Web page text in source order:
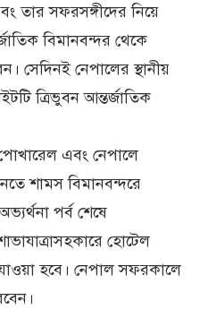
তার সফরসঙ্গীদের নিয়ে
বিমানবন্দর থেকে
সেদিনই নেপালের স্থানীয়
ত্রিভুবন আন্তর্জাতিক
পোখারেল এবং নেপালে
শামস বিমানবন্দরে
পর্ব শেষে
হোটেল
হবে। নেপাল সফরকালে